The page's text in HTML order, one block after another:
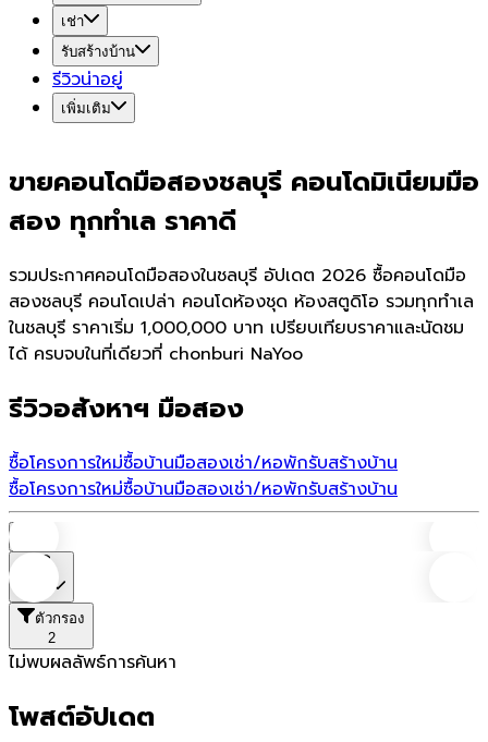
เช่า
รับสร้างบ้าน
รีวิวน่าอยู่
เพิ่มเติม
ขายคอนโดมือสองชลบุรี คอนโดมิเนียมมือ
สอง ทุกทำเล ราคาดี
รวมประกาศคอนโดมือสองในชลบุรี อัปเดต 2026 ซื้อคอนโดมือ
สองชลบุรี คอนโดเปล่า คอนโดห้องชุด ห้องสตูดิโอ รวมทุกทำเล
ในชลบุรี ราคาเริ่ม 1,000,000 บาท เปรียบเทียบราคาและนัดชม
ได้ ครบจบในที่เดียวที่ chonburi NaYoo
รีวิวอสังหาฯ มือสอง
ซื้อโครงการใหม่ซื้อบ้านมือสองเช่า/หอพักรับสร้างบ้าน
ซื้อโครงการใหม่ซื้อบ้านมือสองเช่า/หอพักรับสร้างบ้าน
ตัวกรอง
2
ไม่พบผลลัพธ์การค้นหา
โพสต์อัปเดต